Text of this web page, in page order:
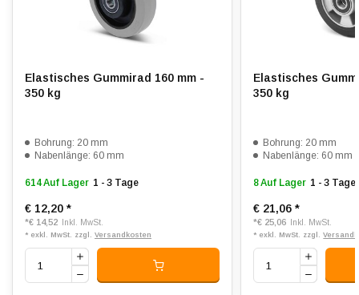
Elastisches Gummirad 160 mm -
350 kg
Bohrung: 20 mm
Nabenlänge: 60 mm
614 Auf Lager 1 - 3 Tage
€ 12,20 *
*€ 14,52 Inkl. MwSt.
* exkl. MwSt. zzgl. Versandkosten
Elastisches
350 kg
Bohrung: 20 mm
Nabenlänge: 60 mm
8 Auf Lager 1 - 3 Tage
€ 21,06*
*€ 25,06 Inkl. MwSt.
* exkl. MwSt. zzgl.